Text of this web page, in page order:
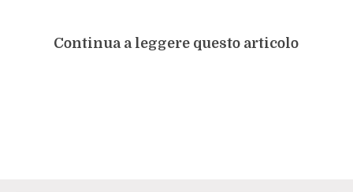
Continua a leggere questo articolo